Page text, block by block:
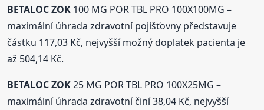
BETALOC ZOK 100 MG POR TBL PRO 100X100MG –
maximální úhrada zdravotní pojišťovny představuje
částku 117,03 Kč, nejvyšší možný doplatek pacienta je
až 504,14 Kč.
BETALOC ZOK25 MG POR TBL PRO 100X25MG –
maximální úhrada zdravotní činí 38,04 Kč, nejvyšší